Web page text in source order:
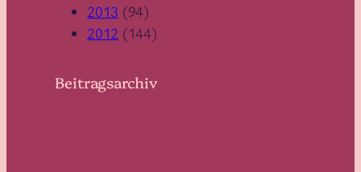
Beitragsarchiv
2013 (94)
2012 (144)